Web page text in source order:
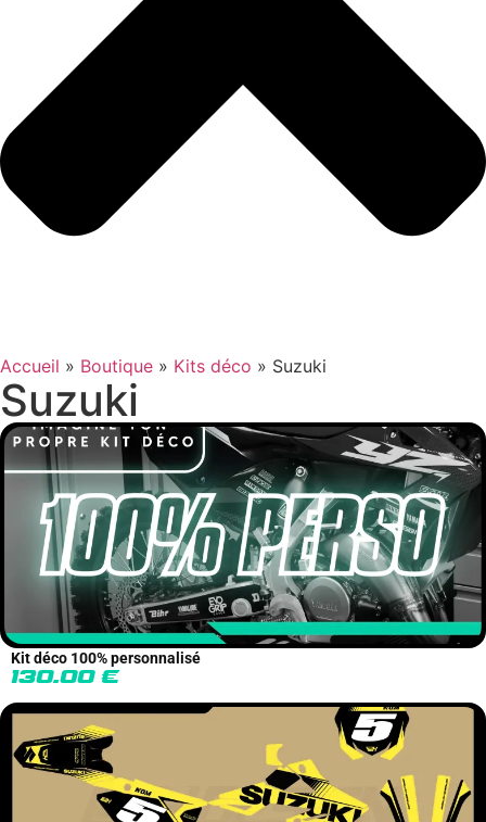
Accueil » Boutique » Kits déco » Suzuki
Suzuki
Kit déco 100% personnalisé
130.00 €